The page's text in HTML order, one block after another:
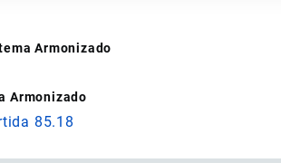
Armonizado
Armonizado
85.18